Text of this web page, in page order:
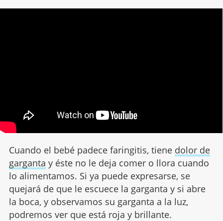
Cuando el bebé padece faringitis, tiene dolor de
garganta y éste no le deja comer o llora cuando
lo alimentamos. Si ya puede expresarse, se
quejará de que le escuece la garganta y si abre
la boca, y observamos su garganta a la luz,
podremos ver que está roja y brillante.